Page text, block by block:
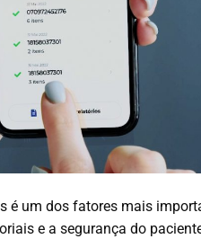
é um dos fatores mais
e a segurança do